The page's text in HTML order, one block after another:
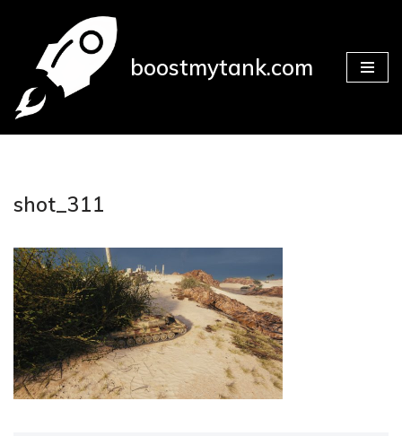
Přeskočit
obsah
boostmytank.com
shot_311